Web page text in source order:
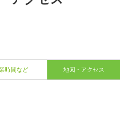
時間など 地図・アクセス